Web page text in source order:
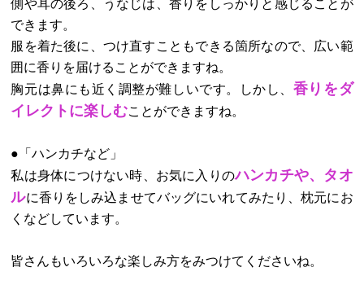
側や耳の後ろ、うなじは、香りをしっかりと感じることが
できます。
服を着た後に、つけ直すこともできる箇所なので、広い範
囲に香りを届けることができますね。
胸元は鼻にも近く調整が難しいです。しかし、 香りをダ
イレクトに楽しむことができますね。
●「ハンカチなど」
私は身体につけない時、お気に入りのハンカチや、タオ
ルに香りをしみ込ませてバッグにいれてみたり、枕元にお
くなどしています。
皆さんもいろいろな楽しみ方をみつけてくださいね。